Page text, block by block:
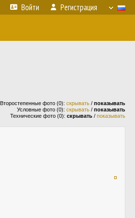
Войти Регистрация
Второстепенные фото (0): скрывать / показывать
Условные фото (0): скрывать / показывать
Технические фото (0): скрывать / показывать
¤